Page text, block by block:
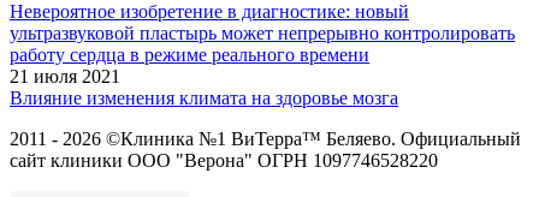
Невероятное изобретение в диагностике: новый
ультразвуковой пластырь может непрерывно контролировать
работу сердца в режиме реального времени
21 июля 2021
Влияние изменения климата на здоровье мозга
2011 - 2026 ©Клиника №1 ВиТерра™ Беляево. Официальный
сайт клиники ООО "Верона" ОГРН 1097746528220